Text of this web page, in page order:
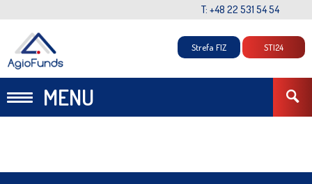
T: +48 22 531 54 54
MENU
Strefa FIZ STI24